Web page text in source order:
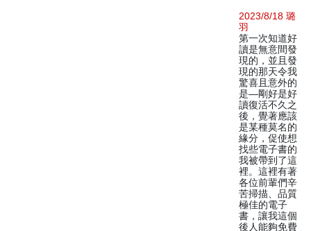
2023/8/18 璐
羽
第一次知道好
讀是無意間發
現的，並且發
現的那天令我
驚喜且意外的
是—剛好是好
讀復活不久之
後，覺著應該
是某種莫名的
緣分，促使想
找些電子書的
我被帶到了這
裡。這裡有著
各位前輩們辛
苦掃描、品質
極佳的電子
書，讓我這個
後人能夠免費